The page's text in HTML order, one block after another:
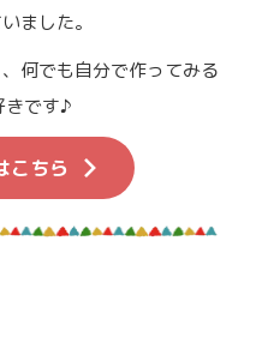
ました。
何でも自分で作ってみる
きです♪
こちら